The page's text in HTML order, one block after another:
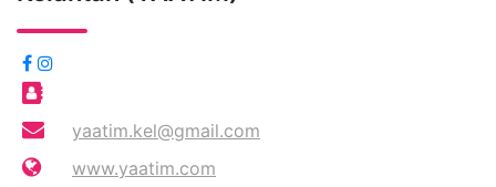
yaatim.kel@gmail.com
www.yaatim.com